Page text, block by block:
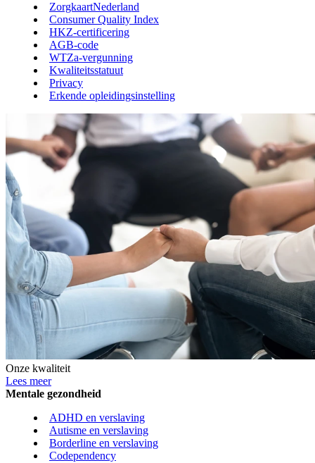
ZorgkaartNederland
Consumer Quality Index
HKZ-certificering
AGB-code
WTZa-vergunning
Kwaliteitsstatuut
Privacy
Erkende opleidingsinstelling
Onze kwaliteit
Lees meer
Mentale gezondheid
ADHD en verslaving
Autisme en verslaving
Borderline en verslaving
Codependency